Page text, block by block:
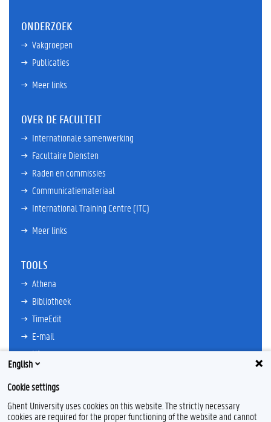
ONDERZOEK
Vakgroepen
Publicaties
Meer links
OVER DE FACULTEIT
Internationale samenwerking
Facultaire Diensten
Raden en commissies
Communicatiemateriaal
International Training Centre (ITC)
Meer links
TOOLS
Athena
Bibliotheek
TimeEdit
E-mail
Ufora
Oasis
Research Explorer
English
Cookie settings
Ghent University uses cookies on this website. The strictly necessary
cookies are required for the proper functioning of the website and cannot